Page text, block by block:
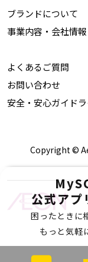
公式アプ
困ったときに
もっと気軽
ブランドについて
事業内容・会社情報
よくあるご質問
お問い合わせ
安全・安心ガイド
Copyright ©